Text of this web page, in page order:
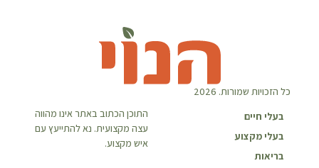
כל הזכויות שמורות. 2026
בעלי חיים
בעלי מקצוע
בריאות
התוכן הכתוב באתר אינו מהווה
עצה מקצועית. נא להתייעץ עם
איש מקצוע.